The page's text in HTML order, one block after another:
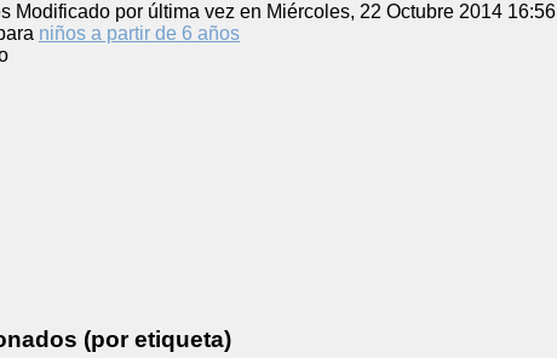
Modificado por última vez en Miércoles, 22 Octubre 2014 16:56
niños a partir de 6 años
(por etiqueta)